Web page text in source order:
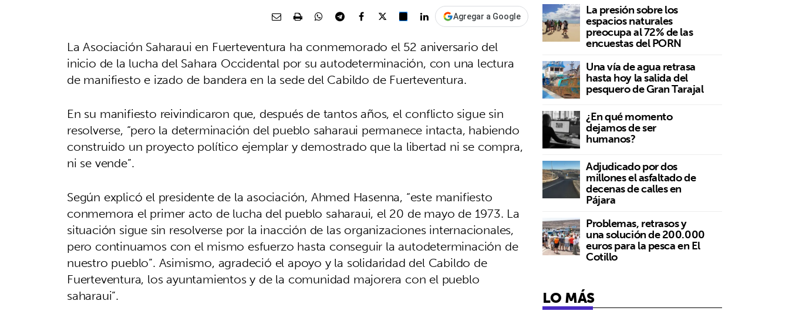
Agregar a Google
La Asociación Saharaui en Fuerteventura ha conmemorado el 52 aniversario del
inicio de la lucha del Sahara Occidental por su autodeterminación, con una lectura
de manifiesto e izado de bandera en la sede del Cabildo de Fuerteventura.
En su manifiesto reivindicaron que, después de tantos años, el conflicto sigue sin
resolverse, “pero la determinación del pueblo saharaui permanece intacta, habiendo
construido un proyecto político ejemplar y demostrado que la libertad ni se compra,
ni se vende”.
Según explicó el presidente de la asociación, Ahmed Hasenna, “este manifiesto
conmemora el primer acto de lucha del pueblo saharaui, el 20 de mayo de 1973. La
situación sigue sin resolverse por la inacción de las organizaciones internacionales,
pero continuamos con el mismo esfuerzo hasta conseguir la autodeterminación de
nuestro pueblo”. Asimismo, agradeció el apoyo y la solidaridad del Cabildo de
Fuerteventura, los ayuntamientos y de la comunidad majorera con el pueblo
saharaui”.
La presión sobre los
espacios naturales
preocupa al 72% de las
encuestas del PORN
Una vía de agua retrasa
hasta hoy la salida del
pesquero de Gran Tarajal
¿En qué momento
dejamos de ser
humanos?
Adjudicado por dos
millones el asfaltado de
decenas de calles en
Pájara
Problemas, retrasos y
una solución de 200.000
euros para la pesca en El
Cotillo
LO MÁS